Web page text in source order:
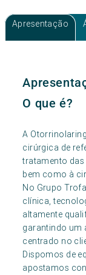
Apresentação
O que é?
A
cirúrgica de
tratamento
bem como à
No Grupo
clínica,
altamente
garantindo um
centrado no
Dispomos de
apostamos